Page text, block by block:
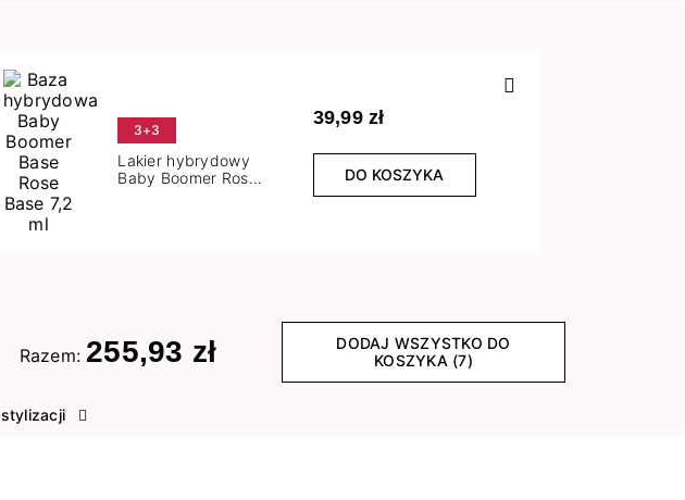
3+3
Lakier hybrydowy
Baby Boomer Rose
39,99 zł
DO KOSZYKA
Razem: 255,93 zł
DODAJ WSZYSTKO DO
KOSZYKA (7)